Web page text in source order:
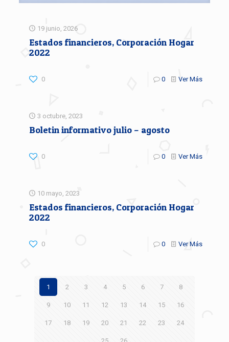
19 junio, 2026
Estados financieros, Corporación Hogar
2022
0 0 Ver Más
3 octubre, 2023
Boletin informativo julio – agosto
0 0 Ver Más
10 mayo, 2023
Estados financieros, Corporación Hogar
2022
0 0 Ver Más
1 2 3 4 5 6 7 8
9 10 11 12 13 14 15 16
17 18 19 20 21 22 23 24